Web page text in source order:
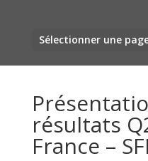
Sélectionner une
résultats
France –